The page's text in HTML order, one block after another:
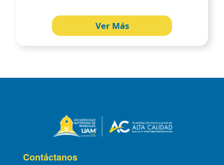
Ver Más
Contáctanos